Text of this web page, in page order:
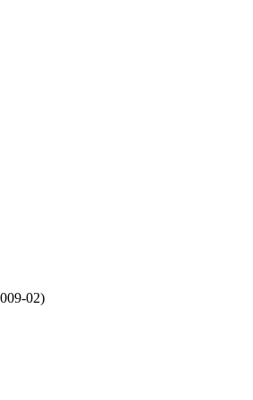
02)